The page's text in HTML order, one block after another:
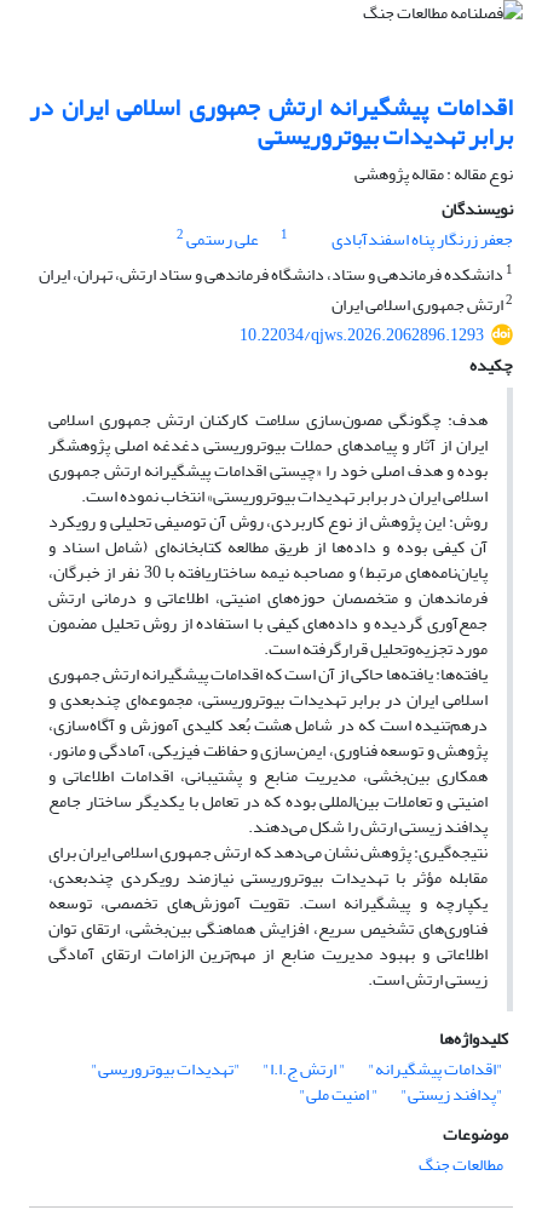
اقدامات پیشگیرانه ارتش جمهوری اسلامی ایران در
برابر تهدیدات بیوتروریستی
نوع مقاله : مقاله پژوهشی
نویسندگان
جعفر زرنگار پناه اسفندآبادی
1 علی رستمی2
1 دانشکده فرماندهی و ستاد، دانشگاه فرماندهی و ستاد ارتش، تهران، ایران
2ارتش جمهوری اسلامی ایران
10.22034/qjws.2026.2062896.1293
چکیده
هدف: چگونگی مصون‌سازی سلامت کارکنان ارتش جمهوری اسلامی
ایران از آثار و پیامدهای حملات بیوتروریستی دغدغه اصلی پژوهشگر
بوده و هدف اصلی خود را «چیستی اقدامات پیشگیرانه ارتش جمهوری
اسلامی ایران در برابر تهدیدات بیوتروریستی» انتخاب نموده است.
روش: این پژوهش از نوع کاربردی، روش آن توصیفی تحلیلی و رویکرد
آن کیفی بوده و داده‌ها از طریق مطالعه کتابخانه‌ای (شامل اسناد و
پایان‌نامه‌های مرتبط) و مصاحبه نیمه ساختاریافته با 30 نفر از خبرگان،
فرماندهان و متخصصان حوزه‌های امنیتی، اطلاعاتی و درمانی ارتش
جمع‌آوری گردیده و داده‌های کیفی با استفاده از روش تحلیل مضمون
مورد تجزیه‌وتحلیل قرارگرفته است.
یافته‌ها: یافته‌ها حاکی از آن است که اقدامات پیشگیرانه ارتش جمهوری
اسلامی ایران در برابر تهدیدات بیوتروریستی، مجموعه‌ای چندبعدی و
درهم‌تنیده است که در شامل هشت بُعد کلیدی آموزش و آگاه‌سازی،
پژوهش و توسعه فناوری، ایمن‌سازی و حفاظت فیزیکی، آمادگی و مانور،
همکاری بین‌بخشی، مدیریت منابع و پشتیبانی، اقدامات اطلاعاتی و
امنیتی و تعاملات بین‌المللی بوده که در تعامل با یکدیگر ساختار جامع
پدافند زیستی ارتش را شکل می‌دهند.
نتیجه‌گیری: پژوهش نشان می‌دهد که ارتش جمهوری اسلامی ایران برای
مقابله مؤثر با تهدیدات بیوتروریستی نیازمند رویکردی چندبعدی،
یکپارچه و پیشگیرانه است. تقویت آموزش‌های تخصصی، توسعه
فناوری‌های تشخیص سریع، افزایش هماهنگی بین‌بخشی، ارتقای توان
اطلاعاتی و بهبود مدیریت منابع از مهم‌ترین الزامات ارتقای آمادگی
زیستی ارتش است.
کلیدواژه‌ها
"اقدامات پیشگیرانه"
" ارتش ج.ا.ا" "تهدیدات بیوتروریسی"
"پدافند زیستی"
" امنیت ملی"
موضوعات
مطالعات جنگ